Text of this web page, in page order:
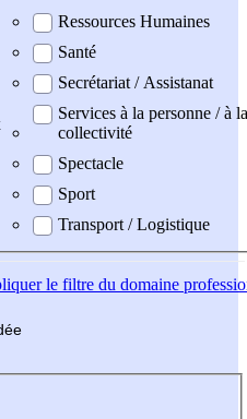
Ressources Humaines
Santé
Secrétariat / Assistanat
Services à la personne / à la
collectivité
Spectacle
Sport
Transport / Logistique
le filtre du domaine